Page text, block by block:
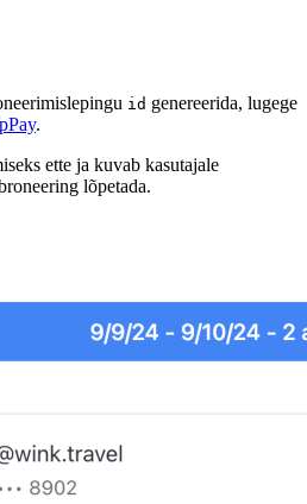
id genereerida, lugege
.
ette ja kuvab kasutajale
lõpetada.